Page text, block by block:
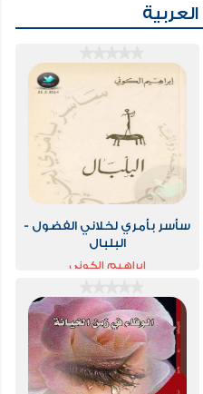
سأسر بأمري لخلاني الفضول -
البلبال
ابراهيم الكوني